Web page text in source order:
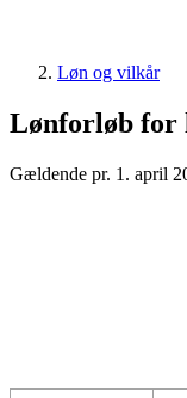
Løn og vilkår
Lønforløb for
Gældende pr. 1. april